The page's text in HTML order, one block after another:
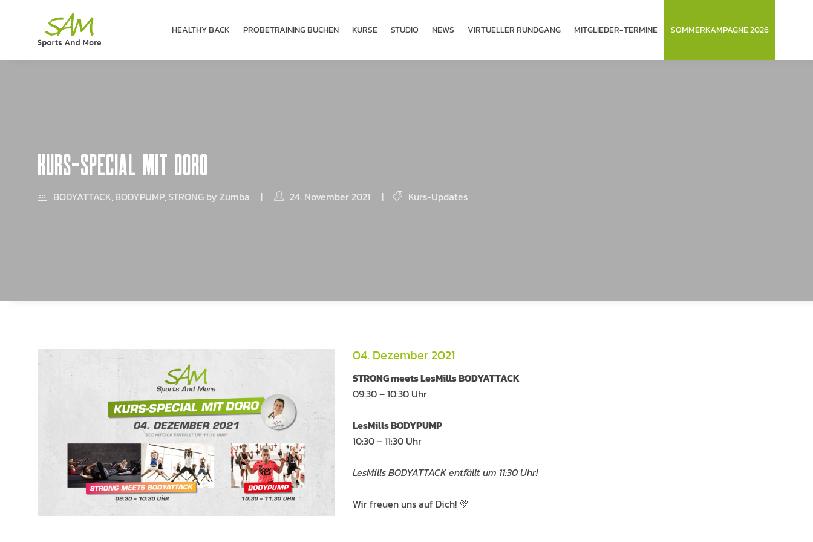
HEALTHY BACK PROBE­TRAINING BUCHEN KURSE STUDIO NEWS VIRTUELLER RUND­GANG MITGLIEDER-TERMINE SOMMERKAMPAGNE 2026
KURS-SPECIAL MIT DORO
BODYATTACK, BODYPUMP, STRONG by Zumba | 24. November 2021 | Kurs-Updates
04. Dezember 2021
STRONG meets LesMills BODYATTACK
09:30 – 10:30 Uhr
LesMills BODYPUMP
10:30 – 11:30 Uhr
LesMills BODYATTACK entfällt um 11:30 Uhr!
Wir freuen uns auf Dich! 💚